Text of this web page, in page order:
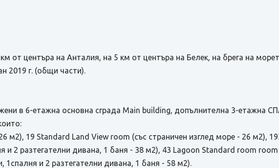
от центъра на Анталия, на 5 км от центъра на Белек, на брега на
2019 г. (общи части).
в 6-етажна основна сграда Main building, допълнителна 3-eтажна
м2), 19 Standard Land View room (със страничен изглед море - 26 м2),
и 2 разтегателни дивана, 1 баня - 38 м2), 43 Lagoon Standard room room
1спалня и 2 разтегателни дивана, 1 баня - 58 м2).